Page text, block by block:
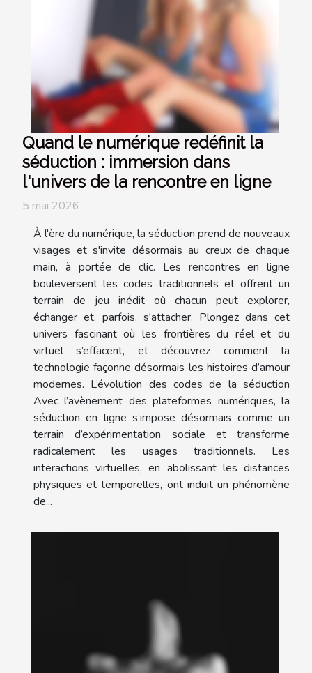
Quand le numérique redéfinit la
séduction : immersion dans
l'univers de la rencontre en ligne
5 mai 2026
À l'ère du numérique, la séduction prend de nouveaux
visages et s'invite désormais au creux de chaque
main, à portée de clic. Les rencontres en ligne
bouleversent les codes traditionnels et offrent un
terrain de jeu inédit où chacun peut explorer,
échanger et, parfois, s'attacher. Plongez dans cet
univers fascinant où les frontières du réel et du
virtuel s’effacent, et découvrez comment la
technologie façonne désormais les histoires d’amour
modernes. L’évolution des codes de la séduction
Avec l’avènement des plateformes numériques, la
séduction en ligne s’impose désormais comme un
terrain d’expérimentation sociale et transforme
radicalement les usages traditionnels. Les
interactions virtuelles, en abolissant les distances
physiques et temporelles, ont induit un phénomène
de...